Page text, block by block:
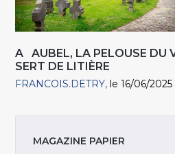
A AUBEL, LA PELOUSE DU
SERT DE LITIÈRE
FRANCOIS.DETRY le 16/06/2025
MAGAZINE PAPIER